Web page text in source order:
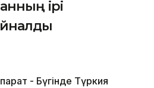
ірі
- Бүгінде Түркия